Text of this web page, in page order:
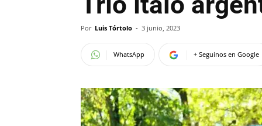
Por Luis Tórtolo - 3 junio, 2023
WhatsApp + Seguinos en Google